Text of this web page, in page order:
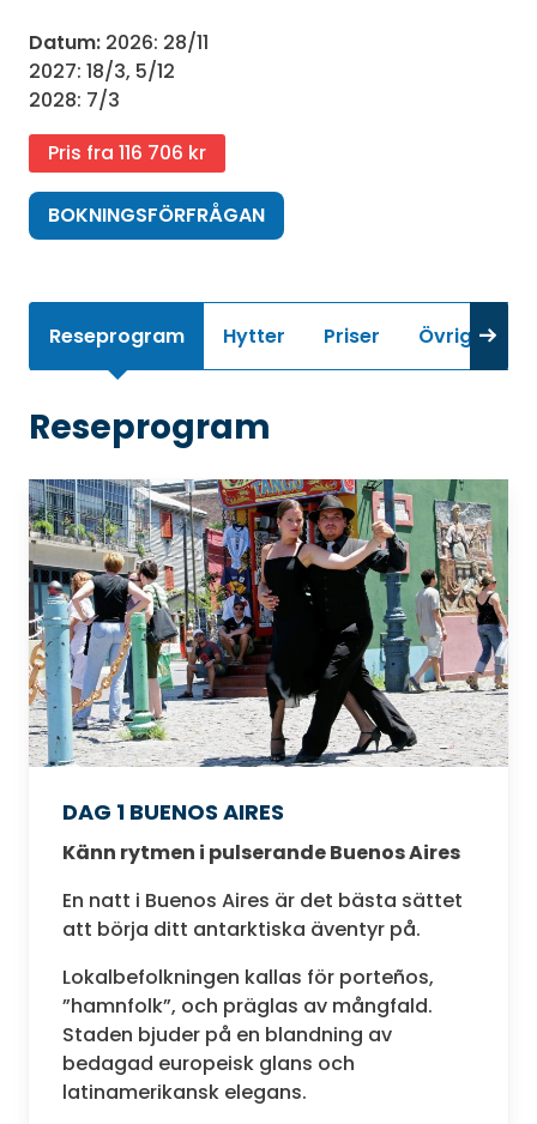
Datum: 2026: 28/11
2027: 18/3, 5/12
2028: 7/3
Pris fra 116 706 kr
BOKNINGSFÖRFRÅGAN
Reseprogram Hytter Priser Övrig
Reseprogram
DAG 1 BUENOS AIRES
Känn rytmen i pulserande Buenos Aires
En natt i Buenos Aires är det bästa sättet
att börja ditt antarktiska äventyr på.
Lokalbefolkningen kallas för porteños,
”hamnfolk”, och präglas av mångfald.
Staden bjuder på en blandning av
bedagad europeisk glans och
latinamerikansk elegans.